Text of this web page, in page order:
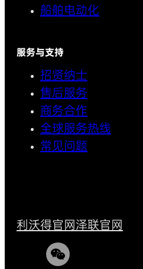
船舶电动化
服务与支持
招贤纳士
售后服务
商务合作
全球服务热线
常见问题
利沃得官网泽联官网